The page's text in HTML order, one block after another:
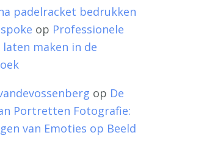
padelracket bedrukken
op Professionele
maken in de
op De
Portretten Fotografie:
van Emoties op Beeld